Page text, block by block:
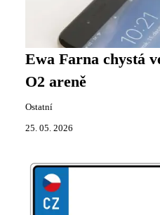
Ewa Farna chystá
O2 areně
Ostatní
25. 05. 2026